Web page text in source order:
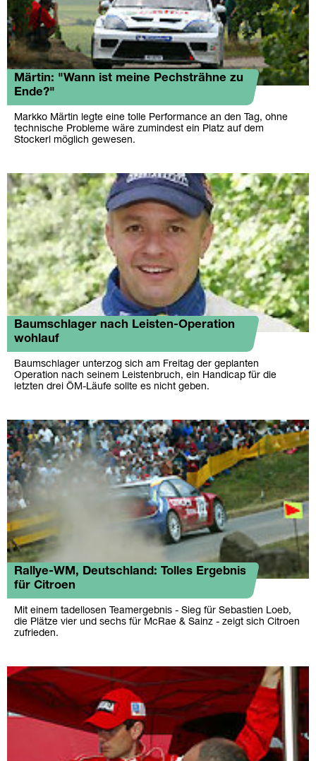
Märtin: "Wann ist meine Pechsträhne zu
Ende?"
Markko Märtin legte eine tolle Performance an den Tag, ohne
technische Probleme wäre zumindest ein Platz auf dem
Stockerl möglich gewesen.
Baumschlager nach Leisten-Operation
wohlauf
Baumschlager unterzog sich am Freitag der geplanten
Operation nach seinem Leistenbruch, ein Handicap für die
letzten drei ÖM-Läufe sollte es nicht geben.
Rallye-WM, Deutschland: Tolles Ergebnis
für Citroen
Mit einem tadellosen Teamergebnis - Sieg für Sebastien Loeb,
die Plätze vier und sechs für McRae & Sainz - zeigt sich Citroen
zufrieden.